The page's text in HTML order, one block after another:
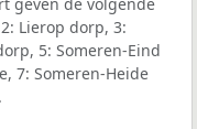
Lierop dorp, 3:
5: Someren-Eind
7: Someren-Heide